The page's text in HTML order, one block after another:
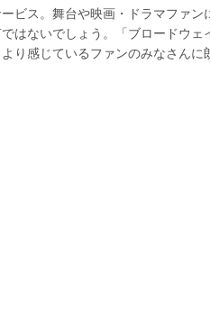
ビス。舞台や映画・ドラマファン
はないでしょう。「ブロードウェ
り感じているファンのみなさんに
ードウェイの傑作が、今秋より動
『シー・ラヴズ・ミー』の魅力に